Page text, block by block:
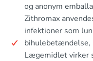
og anonym
Zithromax
infektioner som
bihulebetændelse,
Lægemidlet virker